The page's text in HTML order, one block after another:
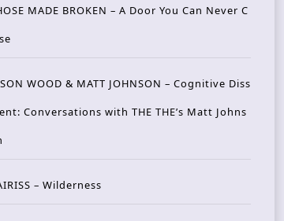
MADE BROKEN – A Door You Can Never C
WOOD & MATT JOHNSON – Cognitive Diss
Conversations with THE THE’s Matt Johns
– Wilderness